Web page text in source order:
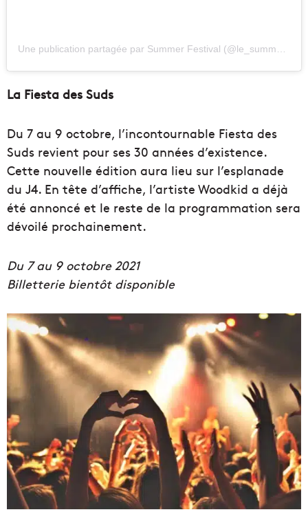
La Fiesta des Suds
Du 7 au 9 octobre, l’incontournable Fiesta des
Suds revient pour ses 30 années d’existence.
Cette nouvelle édition aura lieu sur l’esplanade
du J4. En tête d’affiche, l’artiste Woodkid a déjà
été annoncé et le reste de la programmation sera
dévoilé prochainement.
Du 7 au 9 octobre 2021
Billetterie bientôt disponible